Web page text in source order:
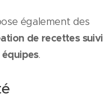
également des
de recettes suivi
.